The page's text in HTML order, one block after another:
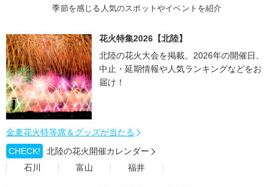
季節を感じる人気のスポットやイベントを紹介
花火特集2026【北陸】
北陸の花火大会を掲載。2026年の開催日、
中止・延期情報や人気ランキングなどをお
届け！
金麦花火特等席＆グッズが当たる
CHECK!
北陸の花火開催カレンダー
石川
富山 福井